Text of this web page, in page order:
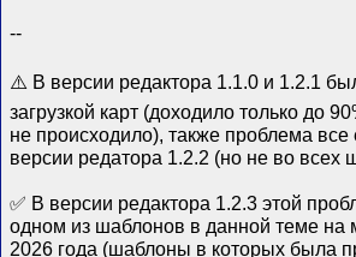
--
⚠️ В версии редактора 1.1.0 и 1.2.1
загрузкой карт (доходило только до
не происходило), также проблема
версии редатора 1.2.2 (но не во всех
✅ В версии редактора 1.2.3 этой
одном из шаблонов в данной теме на
2026 года (шаблоны в которых была